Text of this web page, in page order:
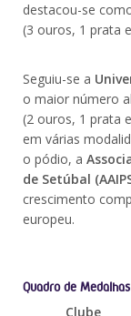
destacou-se
(3 ouros, 1 prata
Seguiu-se a
o maior número
(2 ouros, 1 prata
em várias
o pódio, a
de Setúbal
crescimento
europeu.
Quadro de
Clube